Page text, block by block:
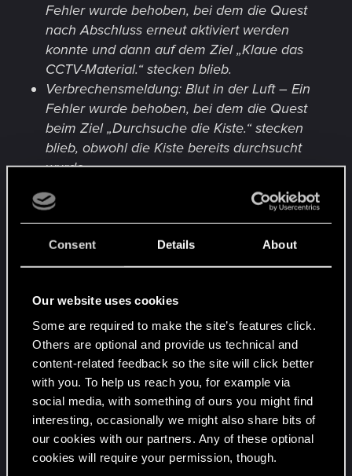
Consent Details About
Our website uses cookies
Some are required to make the site’s features click.
Others are optional and provide us technical and
content-related feedback so the site will click better
with you. To help us reach you, for example via
social media, with something of ours you might find
interesting, occasionally we might also share bits of
our cookies with our partners. Any of these optional
cookies will require your permission, though.
Fehler wurde behoben, bei dem die Quest
nach Abschluss erneut aktiviert werden
konnte und dann auf dem Ziel „Klaue das
CCTV-Material.“ stecken blieb.
Verbrechensmeldung: Blut in der Luft – Ein
Fehler wurde behoben, bei dem die Quest
beim Ziel „Durchsuche die Kiste.“ stecken
blieb, obwohl die Kiste bereits durchsucht
wurde.
Verbrechensmeldung: Rote Genossen – Ein
Fehler wurde behoben, bei dem das
Versteck nicht durchsucht werden konnte.
Ein Fehler wurde behoben, bei dem die
oder Daten die Meldung „Gegnerischer Hack
läuft“ anzeigte.
Ein Fehler wurde behoben, bei dem Geräte
nach Öffnen der Karte nicht mehr benutzt
werden konnten.
Ein Fehler wurde behoben, bei dem die FSR-
Anzeige nach Neustart des Spiels mit
aktivierter dynamischer Skalierung der